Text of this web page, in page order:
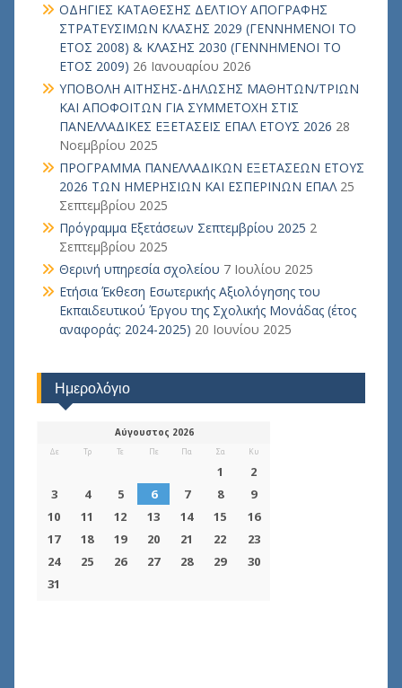
ΟΔΗΓΙΕΣ ΚΑΤΑΘΕΣΗΣ ΔΕΛΤΙΟΥ ΑΠΟΓΡΑΦΗΣ
ΣΤΡΑΤΕΥΣΙΜΩΝ ΚΛΑΣΗΣ 2029 (ΓΕΝΝΗΜΕΝΟΙ ΤΟ
ΕΤΟΣ 2008) & ΚΛΑΣΗΣ 2030 (ΓΕΝΝΗΜΕΝΟΙ ΤΟ
ΕΤΟΣ 2009) 26 Ιανουαρίου 2026
ΥΠΟΒΟΛΗ ΑΙΤΗΣΗΣ-ΔΗΛΩΣΗΣ ΜΑΘΗΤΩΝ/ΤΡΙΩΝ
ΚΑΙ ΑΠΟΦΟΙΤΩΝ ΓΙΑ ΣΥΜΜΕΤΟΧΗ ΣΤΙΣ
ΠΑΝΕΛΛΑΔΙΚΕΣ ΕΞΕΤΑΣΕΙΣ ΕΠΑΛ ΕΤΟΥΣ 2026 28
Νοεμβρίου 2025
ΠΡΟΓΡΑΜΜΑ ΠΑΝΕΛΛΑΔΙΚΩΝ ΕΞΕΤΑΣΕΩΝ ΕΤΟΥΣ
2026 ΤΩΝ ΗΜΕΡΗΣΙΩΝ ΚΑΙ ΕΣΠΕΡΙΝΩΝ ΕΠΑΛ 25
Σεπτεμβρίου 2025
Πρόγραμμα Εξετάσεων Σεπτεμβρίου 2025 2
Σεπτεμβρίου 2025
Θερινή υπηρεσία σχολείου 7 Ιουλίου 2025
Ετήσια Έκθεση Εσωτερικής Αξιολόγησης του
Εκπαιδευτικού Έργου της Σχολικής Μονάδας (έτος
αναφοράς: 2024-2025) 20 Ιουνίου 2025
Ημερολόγιο